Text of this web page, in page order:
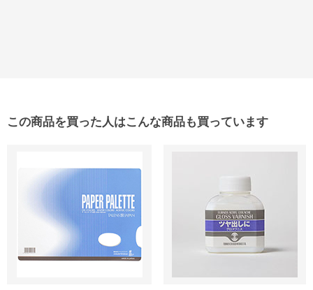
この商品を買った人はこんな商品も買っています